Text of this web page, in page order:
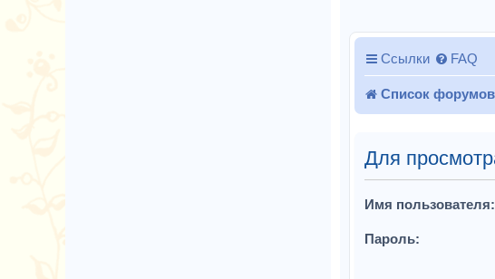
Ссылки FAQ
Список форумов
Для
Имя пользователя:
Пароль: